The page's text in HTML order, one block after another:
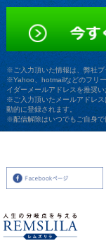
※ご入力頂いた情報は、弊社
※Yahoo、hotmailなどのフリ
イダーメールアドレスを推奨い
※ご入力頂いたメールアドレ
動的に登録されます。
※配信解除はいつでもご自身で